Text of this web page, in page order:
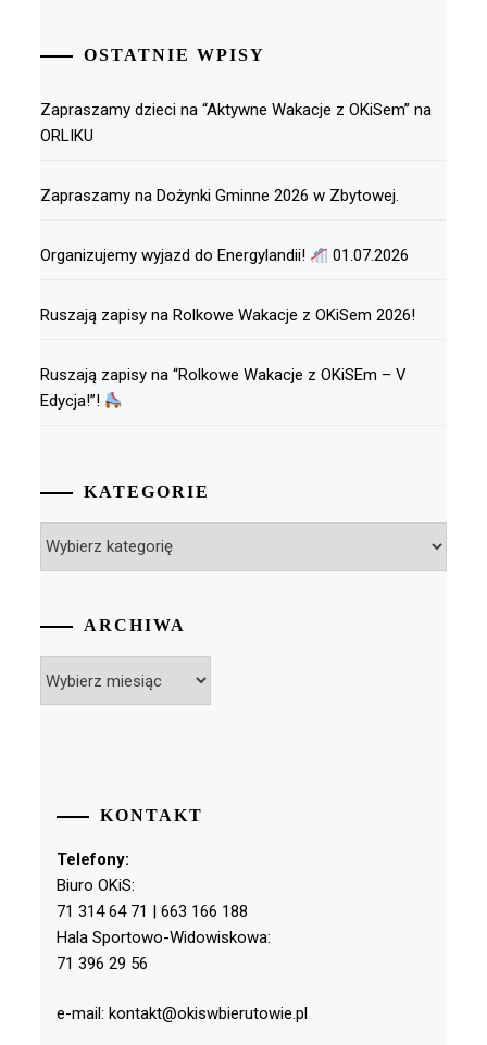
OSTATNIE WPISY
Zapraszamy dzieci na “Aktywne Wakacje z OKiSem” na
ORLIKU
Zapraszamy na Dożynki Gminne 2026 w Zbytowej.
Organizujemy wyjazd do Energylandii! 01.07.2026
Ruszają zapisy na Rolkowe Wakacje z OKiSem 2026!
Ruszają zapisy na “Rolkowe Wakacje z OKiSEm – V
Edycja!”!
KATEGORIE
ARCHIWA
KONTAKT
Telefony:
Biuro OKiS:
71 314 64 71 | 663 166 188
Hala Sportowo-Widowiskowa:
71 396 29 56
e-mail: kontakt@okiswbierutowie.pl